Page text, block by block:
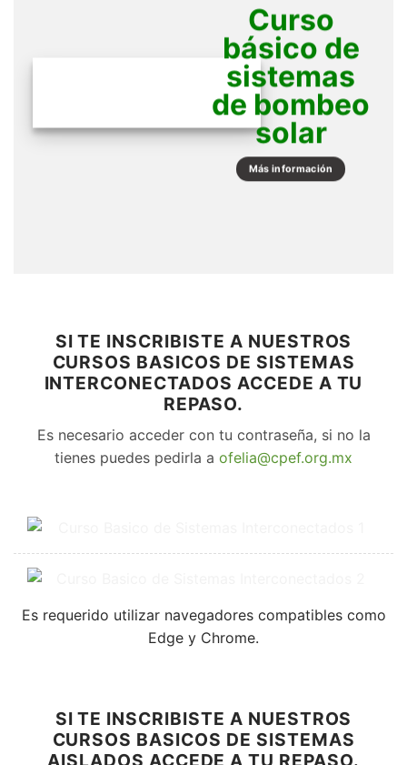
Curso
básico de
sistemas
de bombeo
solar
Más información
SI TE INSCRIBISTE A NUESTROS
CURSOS BASICOS DE SISTEMAS
INTERCONECTADOS ACCEDE A TU
REPASO.
Es necesario acceder con tu contraseña, si no la
tienes puedes pedirla a ofelia@cpef.org.mx
Es requerido utilizar navegadores compatibles como
Edge y Chrome.
SI TE INSCRIBISTE A NUESTROS
CURSOS BASICOS DE SISTEMAS